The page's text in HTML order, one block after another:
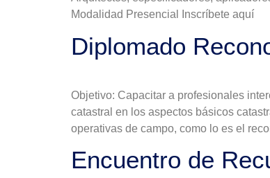
Modalidad Presencial Inscríbete aquí
Diplomado
Objetivo: Capacitar a profesionales
catastral en los aspectos básicos
operativas de campo, como lo es el
Encuentro de